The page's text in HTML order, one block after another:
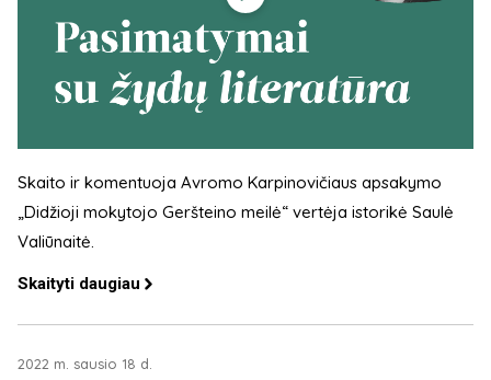
Skaito ir komentuoja Avromo Karpinovičiaus apsakymo
„Didžioji mokytojo Geršteino meilė“ vertėja istorikė Saulė
Valiūnaitė.
Skaityti daugiau
2022 m. sausio 18 d.